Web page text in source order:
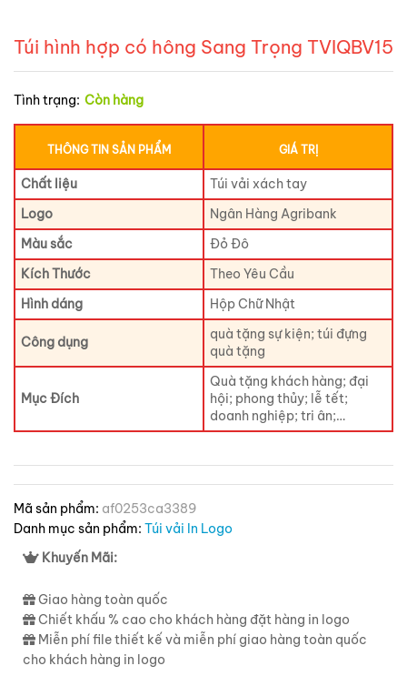
Túi hình hợp có hông Sang Trọng TVIQBV15
Tình trạng: Còn hàng
THÔNG TIN SẢN PHẨM GIÁ TRỊ
Chất liệu
Túi vải xách tay
Logo
Ngân Hàng Agribank
Màu sắc
Đỏ Đô
Kích Thước
Theo Yêu Cầu
Hình dáng
Hộp Chữ Nhật
Công dụng
quà tặng sự kiện; túi đựng
quà tặng
Mục Đích
Quà tặng khách hàng; đại
hội; phong thủy; lễ tết;
doanh nghiệp; tri ân;…
Mã sản phẩm: af0253ca3389
Danh mục sản phẩm: Túi vải In Logo
Khuyến Mãi:
Giao hàng toàn quốc
Chiết khấu % cao cho khách hàng đặt hàng in logo
Miễn phí file thiết kế và miễn phí giao hàng toàn quốc
cho khách hàng in logo